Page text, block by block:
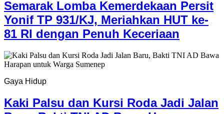
Semarak Lomba Kemerdekaan Persit
Yonif TP 931/KJ, Meriahkan HUT ke-
81 RI dengan Penuh Keceriaan
Gaya Hidup
Kaki Palsu dan Kursi Roda Jadi Jalan